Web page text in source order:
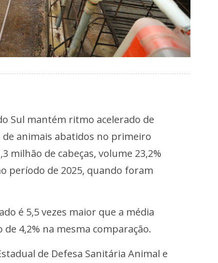
Sul mantém ritmo acelerado de
animais abatidos no primeiro
milhão de cabeças, volume 23,2%
período de 2025, quando foram
é 5,5 vezes maior que a média
4,2% na mesma comparação.
de Defesa Sanitária Animal e